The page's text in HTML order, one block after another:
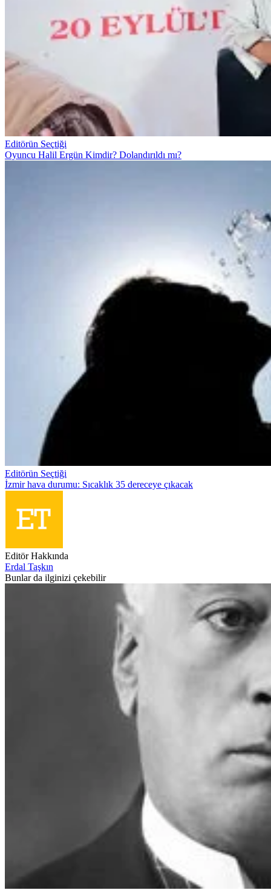
Editörün Seçtiği
Oyuncu Halil Ergün Kimdir? Dolandırıldı mı?
Editörün Seçtiği
İzmir hava durumu: Sıcaklık 35 dereceye çıkacak
Editör Hakkında
Erdal Taşkın
Bunlar da ilginizi çekebilir